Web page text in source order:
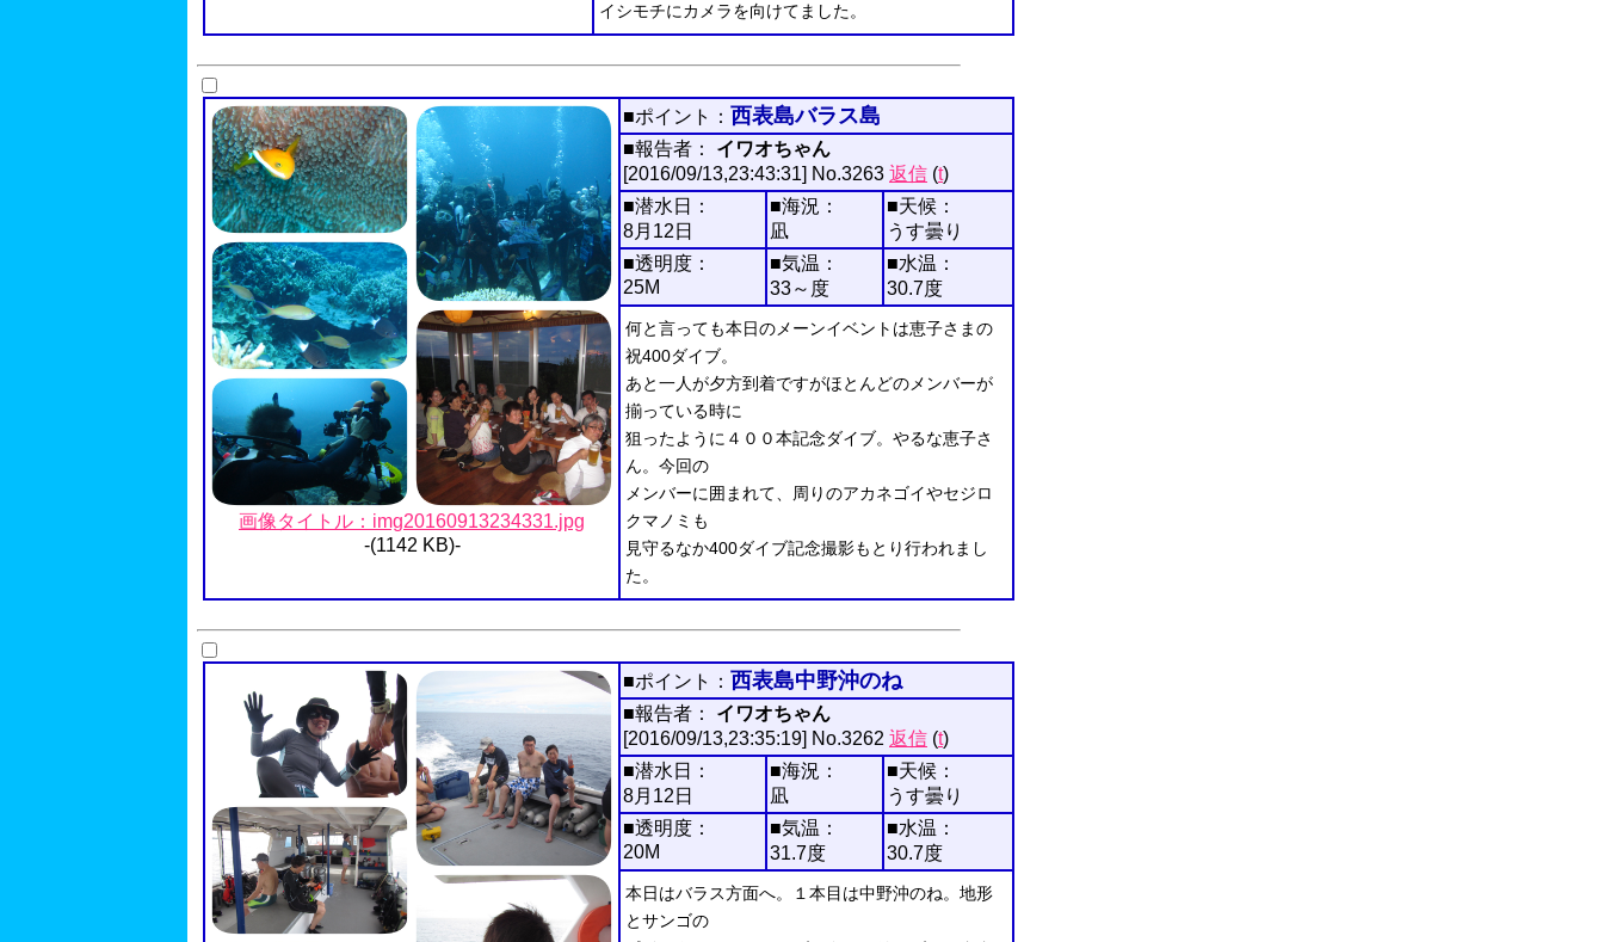
イシモチにカメラを向けてました。
画像タイトル：img20160913234331.jpg
-(1142 KB)-
■ポイント： 西表島バラス島
■報告者：
イワオちゃん
[2016/09/13,23:43:31] No.3263 返信 (t)
■潜水日：
8月12日
■海況：
凪
■天候：
うす曇り
■透明度：
25M
■気温：
33～度
■水温：
30.7度
何と言っても本日のメーンイベントは恵子さまの
祝400ダイブ。
あと一人が夕方到着ですがほとんどのメンバーが
揃っている時に
狙ったように４００本記念ダイブ。やるな恵子さ
ん。今回の
メンバーに囲まれて、周りのアカネゴイやセジロ
クマノミも
見守るなか400ダイブ記念撮影もとり行われまし
た。
■ポイント： 西表島中野沖のね
■報告者：
イワオちゃん
[2016/09/13,23:35:19] No.3262 返信 (t)
■潜水日：
8月12日
■海況：
凪
■天候：
うす曇り
■透明度：
20M
■気温：
31.7度
■水温：
30.7度
本日はバラス方面へ。１本目は中野沖のね。地形
とサンゴの